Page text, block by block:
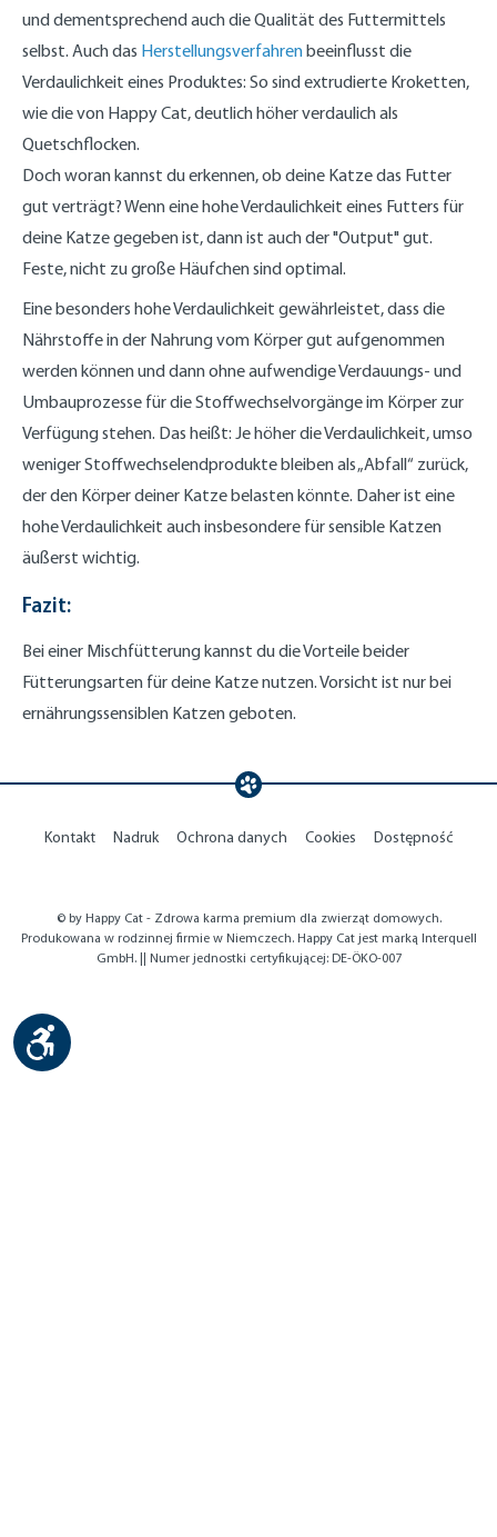
und dementsprechend auch die Qualität des Futtermittels
selbst. Auch das Herstellungsverfahrenbeeinflusst die
Verdaulichkeit eines Produktes: So sind extrudierte Kroketten,
wie die von Happy Cat, deutlich höher verdaulich als
Quetschflocken.
Doch woran kannst du erkennen, ob deine Katze das Futter
gut verträgt? Wenn eine hohe Verdaulichkeit eines Futters für
deine Katze gegeben ist, dann ist auch der "Output" gut.
Feste, nicht zu große Häufchen sind optimal.
Eine besonders hohe Verdaulichkeit gewährleistet, dass die
Nährstoffe in der Nahrung vom Körper gut aufgenommen
werden können und dann ohne aufwendige Verdauungs- und
Umbauprozesse für die Stoffwechselvorgänge im Körper zur
Verfügung stehen. Das heißt: Je höher die Verdaulichkeit, umso
weniger Stoffwechselendprodukte bleiben als „Abfall“ zurück,
der den Körper deiner Katze belasten könnte. Daher ist eine
hohe Verdaulichkeit auch insbesondere für sensible Katzen
äußerst wichtig.
Fazit:
Bei einer Mischfütterung kannst du die Vorteile beider
Fütterungsarten für deine Katze nutzen. Vorsicht ist nur bei
ernährungssensiblen Katzen geboten.
Kontakt Nadruk Ochrona danych Cookies Dostępność
© by Happy Cat - Zdrowa karma premium dla zwierząt domowych.
Produkowana w rodzinnej firmie w Niemczech. Happy Cat jest marką Interquell
GmbH. || Numer jednostki certyfikującej: DE-ÖKO-007
Show toolbar